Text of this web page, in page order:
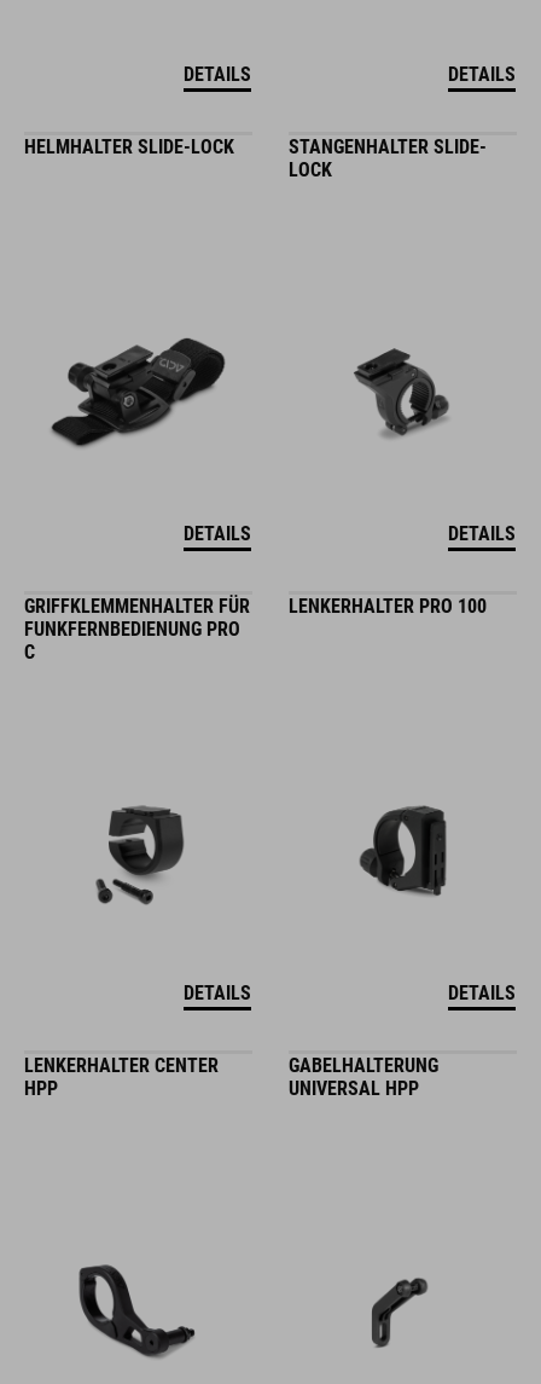
DETAILS DETAILS
HELMHALTER SLIDE-LOCK
DETAILS
STANGENHALTER SLIDE-
LOCK
DETAILS
GRIFFKLEMMENHALTER FÜR
FUNKFERNBEDIENUNG PRO
C
DETAILS
LENKERHALTER PRO 100
DETAILS
LENKERHALTER CENTER
HPP
GABELHALTERUNG
UNIVERSAL HPP